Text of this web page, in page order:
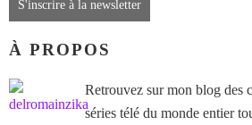
S'inscrire à la newsletter
À PROPOS
Retrouvez sur mon blog des
séries télé du monde entier